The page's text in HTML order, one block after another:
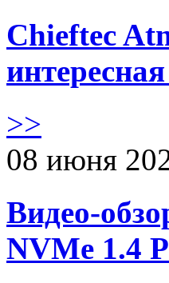
Chieftec
>>
08 июня
Видео-
NVMe 1.4